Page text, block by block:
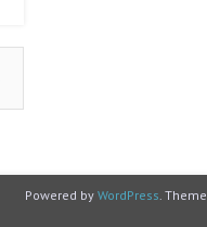
Powered by WordPress. Theme